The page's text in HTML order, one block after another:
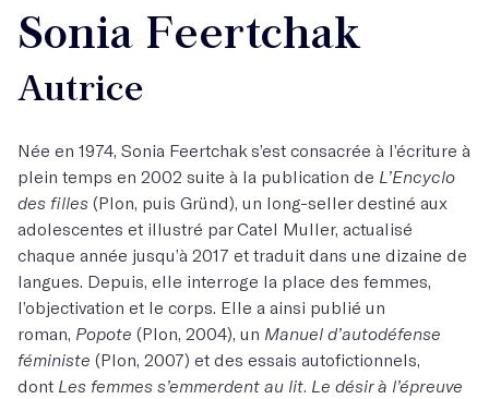
Sonia Feertchak
Autrice
Née en 1974, Sonia Feertchak s’est consacrée à l’écriture à
plein temps en 2002 suite à la publication de L’Encyclo
des filles (Plon, puis Gründ), un long-seller destiné aux
adolescentes et illustré par Catel Muller, actualisé
chaque année jusqu’à 2017 et traduit dans une dizaine de
langues. Depuis, elle interroge la place des femmes,
l’objectivation et le corps. Elle a ainsi publié un
roman, Popote (Plon, 2004), un Manuel d’autodéfense
féministe (Plon, 2007) et des essais autofictionnels,
dont Les femmes s’emmerdent au lit. Le désir à l’épreuve